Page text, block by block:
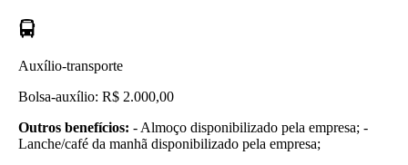
Auxílio-transporte
Bolsa-auxílio: R$ 2.000,00
Outros benefícios: - Almoço disponibilizado pela empresa; -
Lanche/café da manhã disponibilizado pela empresa;